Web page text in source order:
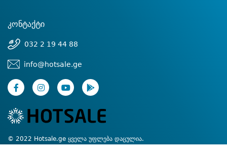
კონტაქტი
032 2 19 44 88
info@hotsale.ge
© 2022 Hotsale.ge ყველა უფლება დაცულია.